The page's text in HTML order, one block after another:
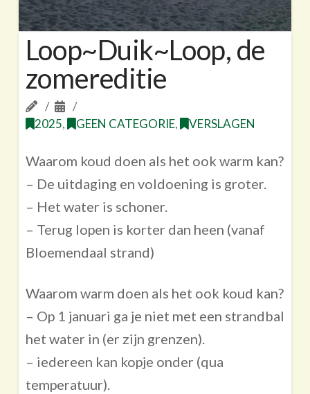
Loop~Duik~Loop, de
zomereditie
2025, GEEN CATEGORIE, VERSLAGEN
Waarom koud doen als het ook warm kan?
– De uitdaging en voldoening is groter.
– Het water is schoner.
– Terug lopen is korter dan heen (vanaf
Bloemendaal strand)
Waarom warm doen als het ook koud kan?
– Op 1 januari ga je niet met een strandbal
het water in (er zijn grenzen).
– iedereen kan kopje onder (qua
temperatuur).